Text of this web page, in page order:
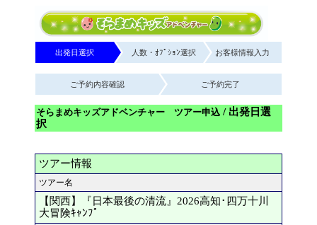
出発日選択 人数・ｵﾌﾟｼｮﾝ選択 お客様情報入力
ご予約内容確認 ご予約完了
そらまめキッズアドベンチャー ツアー申込 / 出発日選
択
ツアー情報
ツアー名
【関西】『日本最後の清流』2026高知･四万十川
大冒険ｷｬﾝﾌﾟ